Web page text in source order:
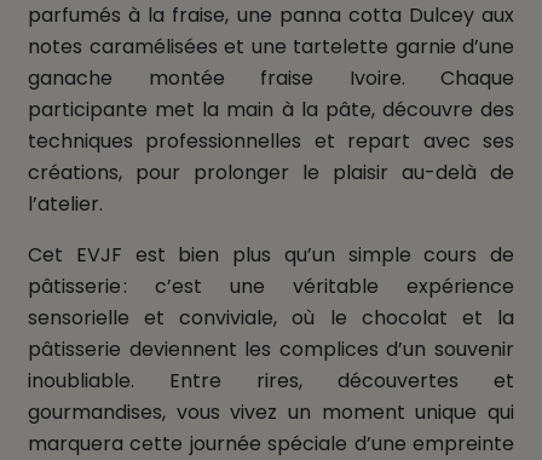
parfumés à la fraise, une panna cotta Dulcey aux
notes caramélisées et une tartelette garnie d’une
ganache montée fraise Ivoire. Chaque
participante met la main à la pâte, découvre des
techniques professionnelles et repart avec ses
créations, pour prolonger le plaisir au-delà de
l’atelier.
Cet EVJF est bien plus qu’un simple cours de
pâtisserie : c’est une véritable expérience
sensorielle et conviviale, où le chocolat et la
pâtisserie deviennent les complices d’un souvenir
inoubliable. Entre rires, découvertes et
gourmandises, vous vivez un moment unique qui
marquera cette journée spéciale d’une empreinte